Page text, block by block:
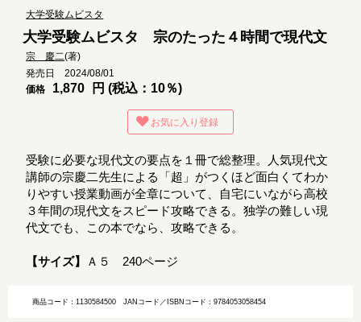
大学受験ムビスタ
大学受験ムビスタ 宗のたった４時間で現代文
宗 慶二(著)
発売日 2024/08/01
価格
1,870 円 (税込：10％)
お気に入り登録
受験に必要な現代文の要点を１冊で総整理。人気現代文
講師の宗慶二先生による「超」がつくほど面白くてわか
りやすい授業動画が全章について、自宅にいながら高校
３年間の現代文をスピード攻略できる。独学の難しい現
代文でも、この本でなら、攻略できる。
【サイズ】 Ａ５ 240ページ
商品コード：1130584500JANコード／ISBNコード：9784053058454